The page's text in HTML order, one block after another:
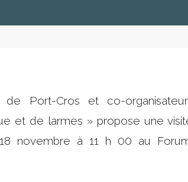
de Port-Cros et co-
et de larmes » propose une
18 novembre à 11 h 00 au